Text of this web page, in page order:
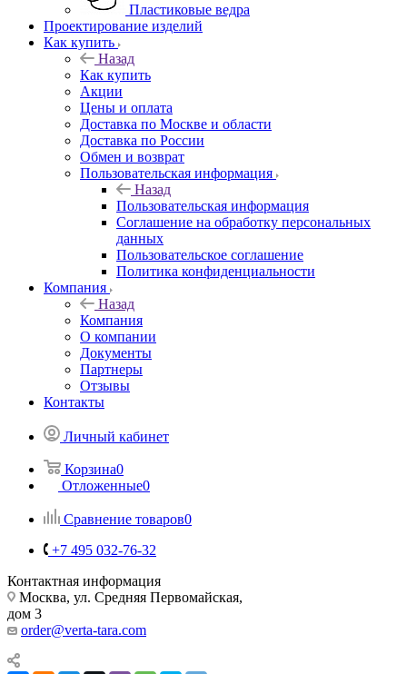
Пластиковые ведра
Проектирование изделий
Как купить
Назад
Как купить
Акции
Цены и оплата
Доставка по Москве и области
Доставка по России
Обмен и возврат
Пользовательская информация
Назад
Пользовательская информация
Соглашение на обработку персональных
данных
Пользовательское соглашение
Политика конфиденциальности
Компания
Назад
Компания
О компании
Документы
Партнеры
Отзывы
Контакты
Личный кабинет
Корзина0
Отложенные0
Сравнение товаров0
+7 495 032-76-32
Контактная информация
Москва, ул. Средняя Первомайская,
дом 3
order@verta-tara.com